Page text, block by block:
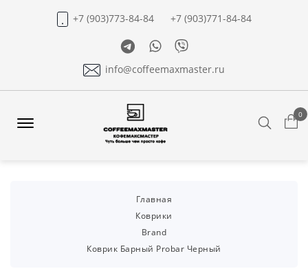
+7 (903)773-84-84
+7 (903)771-84-84
TelegramWhatsapp
Viber
info@coffeemaxmaster.ru
0
Главная
Коврики
Brand
Коврик Барный Probar Черный